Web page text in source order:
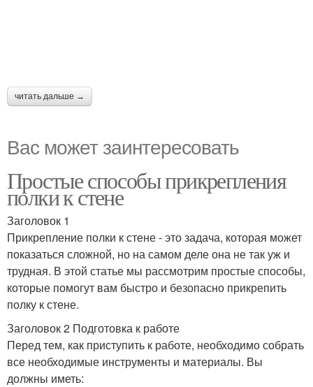
читать дальше →
Вас может заинтересовать
Простые способы прикрепления
полки к стене
Заголовок 1
Прикрепление полки к стене - это задача, которая может
показаться сложной, но на самом деле она не так уж и
трудная. В этой статье мы рассмотрим простые способы,
которые помогут вам быстро и безопасно прикрепить
полку к стене.
Заголовок 2 Подготовка к работе
Перед тем, как приступить к работе, необходимо собрать
все необходимые инструменты и материалы. Вы
должны иметь: